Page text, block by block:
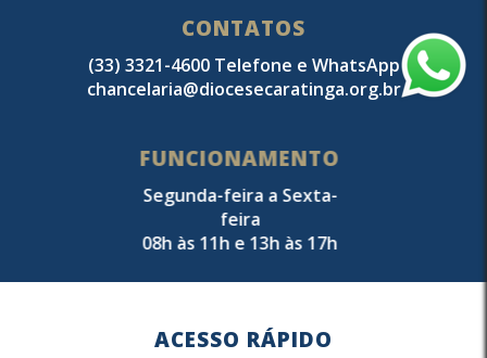
CONTATOS
(33) 3321-4600 Telefone e WhatsApp
chancelaria@diocesecaratinga.org.br
FUNCIONAMENTO
Segunda-feira a Sexta-
feira
08h às 11h e 13h às 17h
ACESSO RÁPIDO